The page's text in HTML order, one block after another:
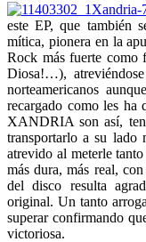
este EP, que también
mítica, pionera en la
Rock más fuerte
Diosa!…),
norteamericanos
recargado como les ha
XANDRIA son así,
transportarlo a su lado
atrevido al meterle
más dura, más real,
del disco resulta
original. Un tanto
superar confirmando
victoriosa.